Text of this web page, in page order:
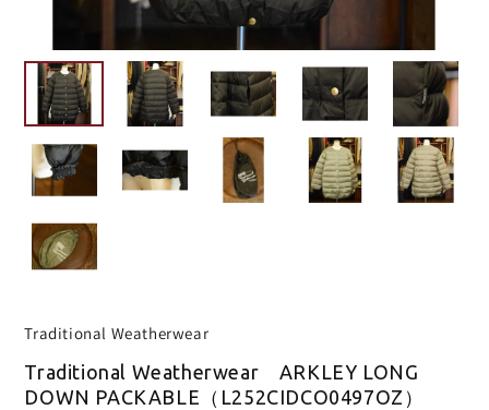
Traditional Weatherwear
Traditional Weatherwear ARKLEY LONG
DOWN PACKABLE（L252CIDCO0497OZ）